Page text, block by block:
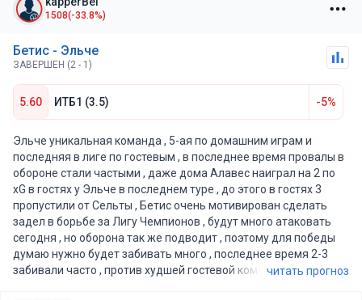
1508(-33.8%)
Бетис - Эльче
ЗАВЕРШЕН (2 - 1)
5.60 ИТБ1 (3.5) -5%
Эльче уникальная команда , 5-ая по домашним играм и
последняя в лиге по гостевым , в последнее время провалы в
обороне стали частыми , даже дома Алавес наиграл на 2 по
xG в гостях у Эльче в последнем туре , до этого в гостях 3
пропустили от Сельты , Бетис очень мотивирован сделать
задел в борьбе за Лигу Чемпионов , будут много атаковать
сегодня , но оборона так же подводит , поэтому для победы
думаю нужно будет забивать много , последнее время 2-3
забивали часто , против худшей гостевой команды лиги , плюс
читать прогноз